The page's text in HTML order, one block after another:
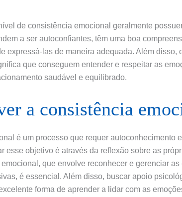
de consistência emocional geralmente
a ser autoconfiantes, têm uma boa
expressá-las de maneira adequada. Além disso,
que conseguem entender e respeitar as
saudável e equilibrado.
a consistência
é um processo que requer autoconhecimento
esse objetivo é através da reflexão sobre as
que envolve reconhecer e gerenciar as
é essencial. Além disso, buscar apoio
forma de aprender a lidar com as